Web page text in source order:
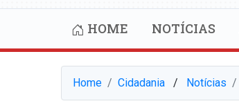
HOME NOTÍCIAS
Home Cidadania⠀/⠀ Notícias